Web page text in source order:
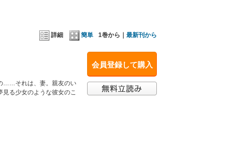
詳細 簡単 1巻から｜ 最新刊から
会員登録して購入
……それは、妻。親友のい
る少女のような彼女のこ